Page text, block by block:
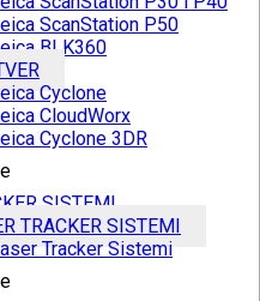
ScanStation P50
BLK360
Cyclone
CloudWorx
Cyclone 3DR
SISTEMI
TRACKER SISTEMI
Tracker Sistemi